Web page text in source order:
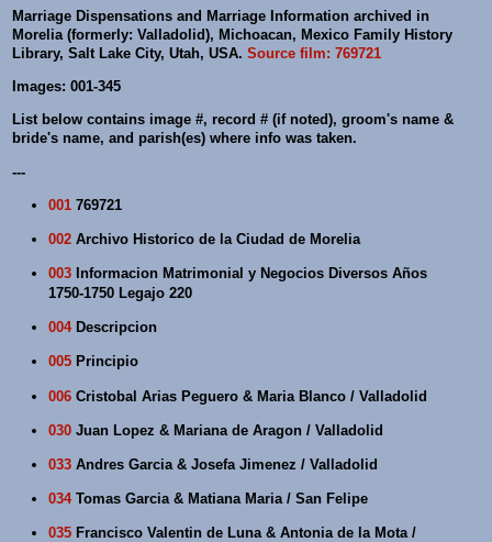
Marriage Dispensations and Marriage Information archived in
Morelia (formerly: Valladolid), Michoacan, Mexico Family History
Library, Salt Lake City, Utah, USA. Source film: 769721
Images: 001-345
List below contains image #, record # (if noted), groom's name &
bride's name, and parish(es) where info was taken.
---
001 769721
002 Archivo Historico de la Ciudad de Morelia
003 Informacion Matrimonial y Negocios Diversos Años
1750-1750 Legajo 220
004Descripcion
005 Principio
006 Cristobal Arias Peguero & Maria Blanco / Valladolid
030 Juan Lopez & Mariana de Aragon / Valladolid
033 Andres Garcia & Josefa Jimenez / Valladolid
034Tomas Garcia & Matiana Maria / San Felipe
035 Francisco Valentin de Luna & Antonia de la Mota /